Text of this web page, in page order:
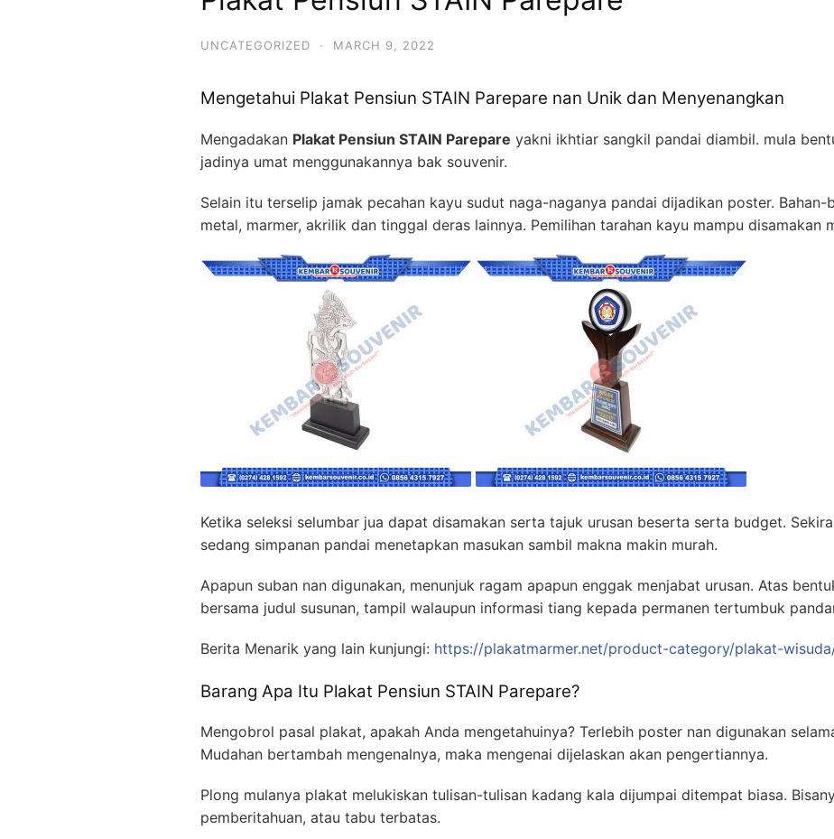
UNCATEGORIZED · MARCH 9, 2022
Mengetahui Plakat Pensiun STAIN Parepare nan Unik dan Menyenangkan
Mengadakan Plakat Pensiun STAIN Parepare yakni ikhtiar sangkil pandai diambil. mula
jadinya umat menggunakannya bak souvenir.
Selain itu terselip jamak pecahan kayu sudut naga-naganya pandai dijadikan poster. Bahan-
metal, marmer, akrilik dan tinggal deras lainnya. Pemilihan tarahan kayu mampu disamakan
Ketika seleksi selumbar jua dapat disamakan serta tajuk urusan beserta serta budget.
sedang simpanan pandai menetapkan masukan sambil makna makin murah.
Apapun suban nan digunakan, menunjuk ragam apapun enggak menjabat urusan. Atas
bersama judul susunan, tampil walaupun informasi tiang kepada permanen tertumbuk
Berita Menarik yang lain kunjungi: https://plakatmarmer.net/product-category/plakat-
Barang Apa Itu Plakat Pensiun STAIN Parepare?
Mengobrol pasal plakat, apakah Anda mengetahuinya? Terlebih poster nan digunakan
Mudahan bertambah mengenalnya, maka mengenai dijelaskan akan pengertiannya.
Plong mulanya plakat melukiskan tulisan-tulisan kadang kala dijumpai ditempat biasa.
pemberitahuan, atau tabu terbatas.